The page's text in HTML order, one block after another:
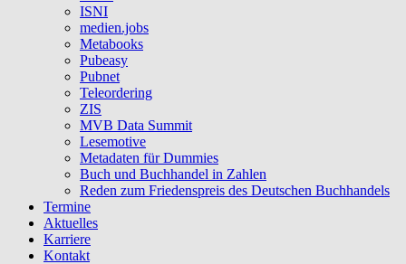
ISNI
medien.jobs
Metabooks
Pubeasy
Pubnet
Teleordering
ZIS
MVB Data Summit
Lesemotive
Metadaten für Dummies
Buch und Buchhandel in Zahlen
Reden zum Friedenspreis des Deutschen Buchhandels
Termine
Aktuelles
Karriere
Kontakt